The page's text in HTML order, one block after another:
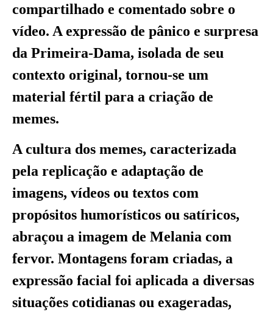
compartilhado e comentado sobre o
vídeo. A expressão de pânico e surpresa
da Primeira-Dama, isolada de seu
contexto original, tornou-se um
material fértil para a criação de
memes.
A cultura dos memes, caracterizada
pela replicação e adaptação de
imagens, vídeos ou textos com
propósitos humorísticos ou satíricos,
abraçou a imagem de Melania com
fervor. Montagens foram criadas, a
expressão facial foi aplicada a diversas
situações cotidianas ou exageradas,